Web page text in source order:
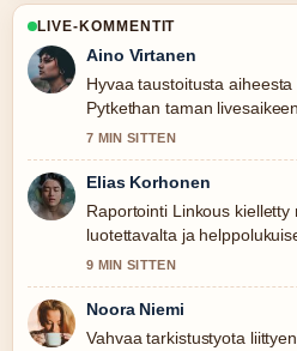
LIVE-KOMMENTIT
Aino Virtanen
Hyvaa taustoitusta
Pytkethan taman
7 MIN SITTEN
Elias Korhonen
Raportointi Linkous
luotettavalta ja
9 MIN SITTEN
Noora Niemi
Vahvaa tarkistustyota